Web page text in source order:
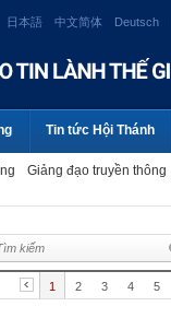
日本語 中文简体 Deutsch
Tin tức Hội Thánh
Giảng đạo truyền thông
1 2 3 4 5